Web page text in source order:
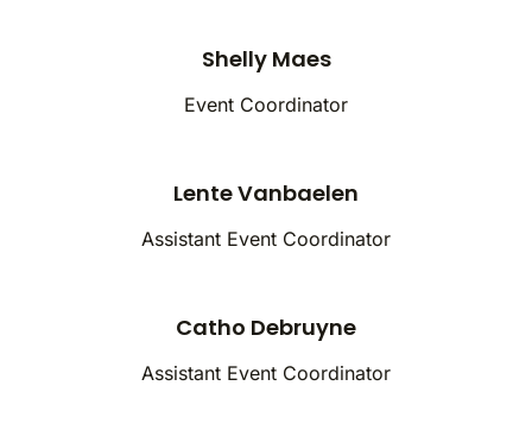
Shelly Maes
Event Coordinator
Lente Vanbaelen
Assistant Event Coordinator
Catho Debruyne
Assistant Event Coordinator